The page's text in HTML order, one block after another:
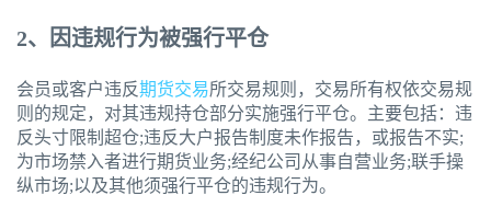
2、因违规行为被强行平仓
会员或客户违反期货交易所交易规则，交易所有权依交易规
则的规定，对其违规持仓部分实施强行平仓。主要包括：违
反头寸限制超仓;违反大户报告制度未作报告，或报告不实;
为市场禁入者进行期货业务;经纪公司从事自营业务;联手操
纵市场;以及其他须强行平仓的违规行为。